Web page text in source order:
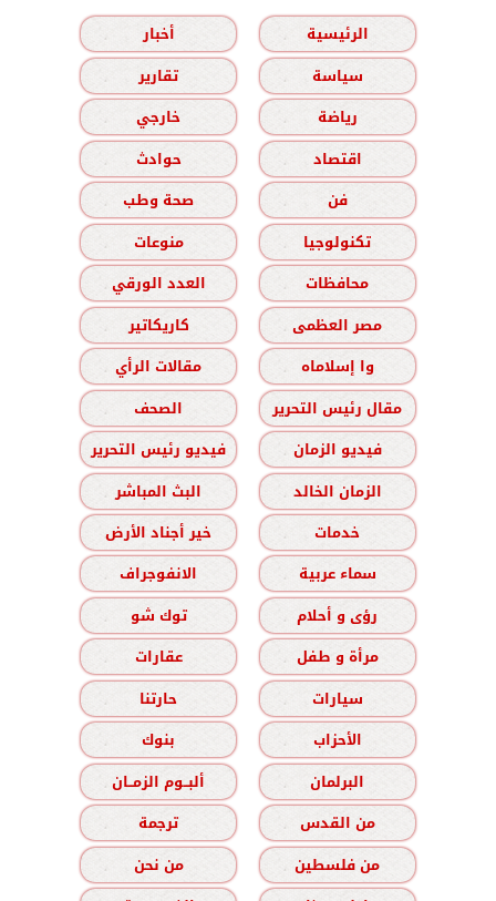
الرئيسية
أخبار
سياسة
تقارير
رياضة
خارجي
اقتصاد
حوادث
فن
صحة وطب
تكنولوجيا
منوعات
محافظات
العدد الورقي
مصر العظمى
كاريكاتير
وا إسلاماه
مقالات الرأي
مقال رئيس التحرير
الصحف
فيديو الزمان
فيديو رئيس التحرير
الزمان الخالد
البث المباشر
خدمات
خير أجناد الأرض
سماء عربية
الانفوجراف
رؤى و أحلام
توك شو
مرأة و طفل
عقارات
سيارات
حارتنا
الأحزاب
بنوك
البرلمان
ألبــوم الزمــان
من القدس
ترجمة
من فلسطين
من نحن